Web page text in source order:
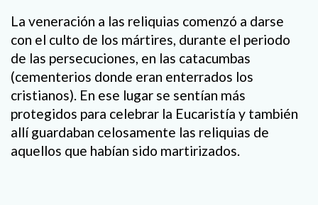
La veneración a las reliquias comenzó a darse
con el culto de los mártires, durante el periodo
de las persecuciones, en las catacumbas
(cementerios donde eran enterrados los
cristianos). En ese lugar se sentían más
protegidos para celebrar la Eucaristía y también
allí guardaban celosamente las reliquias de
aquellos que habían sido martirizados.